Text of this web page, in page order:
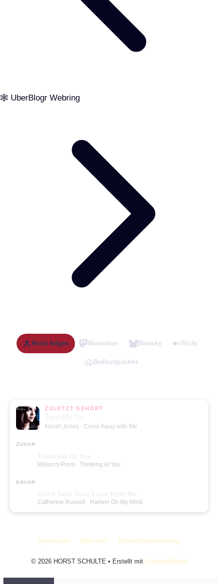
🕸️ UberBlogr Webring
Horst folgen Mastodon Bluesky Flickr
Bedburgisches
ZULETZT GEHÖRT
Norah Jones · Come Away with Me
ZUVOR
Wilson's Prom · Thinking of You
DAVOR
Catherine Russell · Harlem On My Mind
Impressum Über mich Datenschutzerklärung
© 2026 HORST SCHULTE • Erstellt mit GeneratePress